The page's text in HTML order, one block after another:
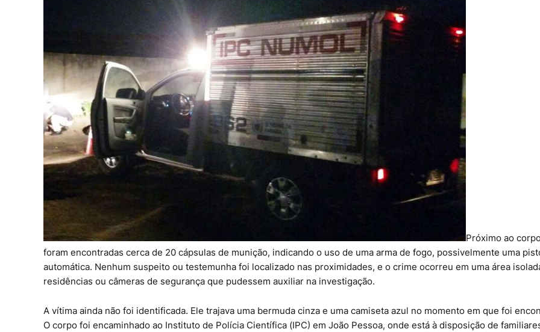
Próximo ao
foram encontradas cerca de 20 cápsulas de munição, indicando o uso de uma arma de fogo, possivelmente uma
automática. Nenhum suspeito ou testemunha foi localizado nas proximidades, e o crime ocorreu em uma área
residências ou câmeras de segurança que pudessem auxiliar na investigação.
A vítima ainda não foi identificada. Ele trajava uma bermuda cinza e uma camiseta azul no momento em que foi
O corpo foi encaminhado ao Instituto de Polícia Científica (IPC) em João Pessoa, onde está à disposição de